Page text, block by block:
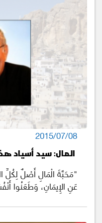
2015/07/08
المال: سيد أسياد
"مَحَبَّةَ الْمَالِ أَصْلٌ لِكُلِّ
عَنِ الإِيمَانِ، وَطَعَنُوا